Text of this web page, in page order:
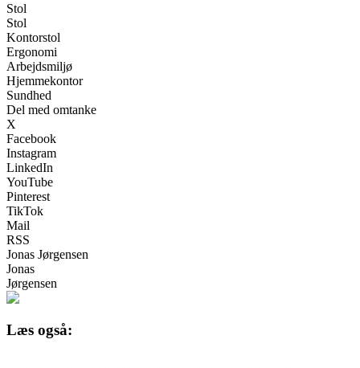
Stol
Stol
Kontorstol
Ergonomi
Arbejdsmiljø
Hjemmekontor
Sundhed
Del med omtanke
X
Facebook
Instagram
LinkedIn
YouTube
Pinterest
TikTok
Mail
RSS
Jonas Jørgensen
Jonas
Jørgensen
Læs også: